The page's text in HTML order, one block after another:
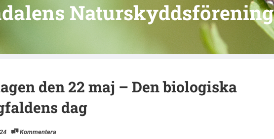
Naturskyddsförening
den 22 maj – Den biologiska
dag
Kommentera